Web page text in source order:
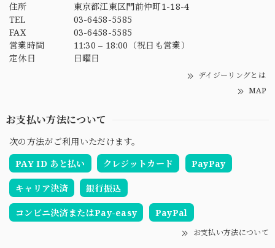
住所
東京都江東区門前仲町1-18-4
TEL
03-6458-5585
FAX
03-6458-5585
営業時間
11:30 – 18:00（祝日も営業）
定休日
日曜日
デイジーリングとは
MAP
お支払い方法について
次の方法がご利用いただけます。
PAY ID あと払い
クレジットカード PayPay
キャリア決済 銀行振込
コンビニ決済またはPay-easy PayPal
お支払い方法について